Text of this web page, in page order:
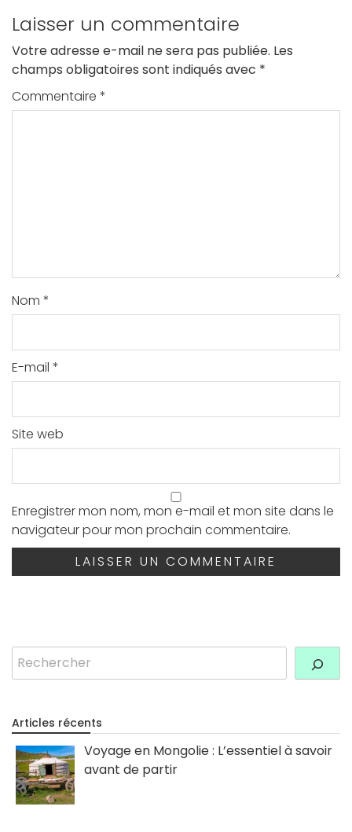
Laisser un commentaire
Votre adresse e-mail ne sera pas publiée. Les
champs obligatoires sont indiqués avec *
Commentaire *
Nom *
E-mail *
Site web
Enregistrer mon nom, mon e-mail et mon site dans le
navigateur pour mon prochain commentaire.
Rechercher
Articles récents
Voyage en Mongolie : L’essentiel à savoir
avant de partir